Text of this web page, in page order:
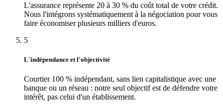
L'assurance représente 20 à 30 % du coût total de votre crédit.
Nous l'intégrons systématiquement à la négociation pour vous
faire économiser plusieurs milliers d'euros.
5
L'indépendance et l'objectivité
Courtier 100 % indépendant, sans lien capitalistique avec une
banque ou un réseau : notre seul objectif est de défendre votre
intérêt, pas celui d'un établissement.